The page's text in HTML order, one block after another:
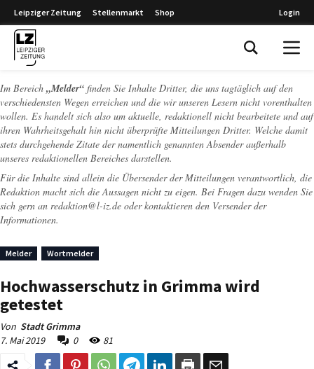
Leipziger Zeitung Stellenmarkt Shop Login
Im Bereich „Melder“ finden Sie Inhalte Dritter, die uns tagtäglich auf den
verschiedensten Wegen erreichen und die wir unseren Lesern nicht vorenthalten
wollen. Es handelt sich also um aktuelle, redaktionell nicht bearbeitete und auf
ihren Wahrheitsgehalt hin nicht überprüfte Mitteilungen Dritter. Welche damit
stets durchgehende Zitate der namentlich genannten Absender außerhalb
unseres redaktionellen Bereiches darstellen.
Für die Inhalte sind allein die Übersender der Mitteilungen verantwortlich, die
Redaktion macht sich die Aussagen nicht zu eigen. Bei Fragen dazu wenden Sie
sich gern an redaktion@l-iz.de oder kontaktieren den Versender der
Informationen.
Melder Wortmelder
Hochwasserschutz in Grimma wird
getestet
Von Stadt Grimma
7. Mai 2019
0 81